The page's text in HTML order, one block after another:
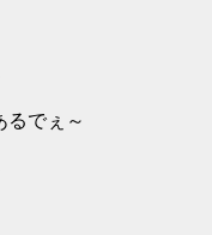
るでぇ～